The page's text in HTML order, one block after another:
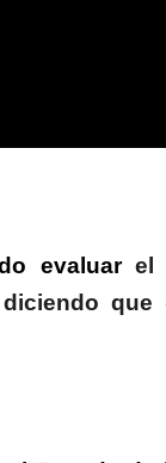
evaluarel
que